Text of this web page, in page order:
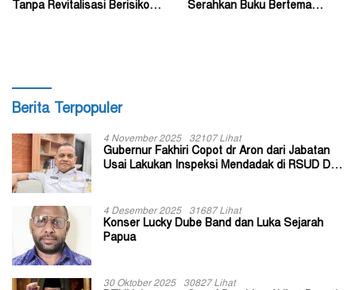
Tanpa Revitalisasi Berisiko
Serahkan Buku Bertema
Berita Terpopuler
4 November 2025 32107 Lihat
Gubernur Fakhiri Copot dr Aron dari Jabatan
Usai Lakukan Inspeksi Mendadak di RSUD Dok
4 Desember 2025 31687 Lihat
Konser Lucky Dube Band dan Luka Sejarah
Papua
30 Oktober 2025 30827 Lihat